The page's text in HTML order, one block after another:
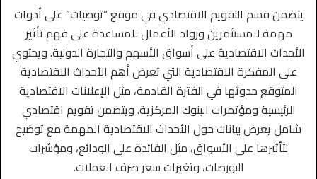
يتضمن قسم التقويم الاقتصادي في موقع “توصيات” على أدوات
مهمة للمستثمرين ورواد الأعمال للمساعدة على فهم تأثير
الأحداث الاقتصادية على أسواق الأسهم والتجارة الدولية. ويحتوي
على المفكرة الاقتصادية التي تعرض أهم الأحداث الاقتصادية
المتوقع حدوثها في الفترة القادمة، مثل الإعلانات الاقتصادية
الرئيسية ومؤتمرات البنوك المركزية. ويتضمن تقويم اقتصادي
شامل يعرض بيانات حول الأحداث الاقتصادية المهمة مع توضيح
لتأثيرها على الأسواق، مثل الفائدة على الودائع، ومؤشرات
البورصات، وتغيرات سعر صرف العملات.